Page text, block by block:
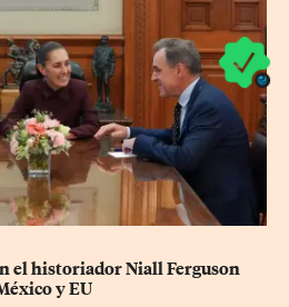
el historiador Niall Ferguson
y EU